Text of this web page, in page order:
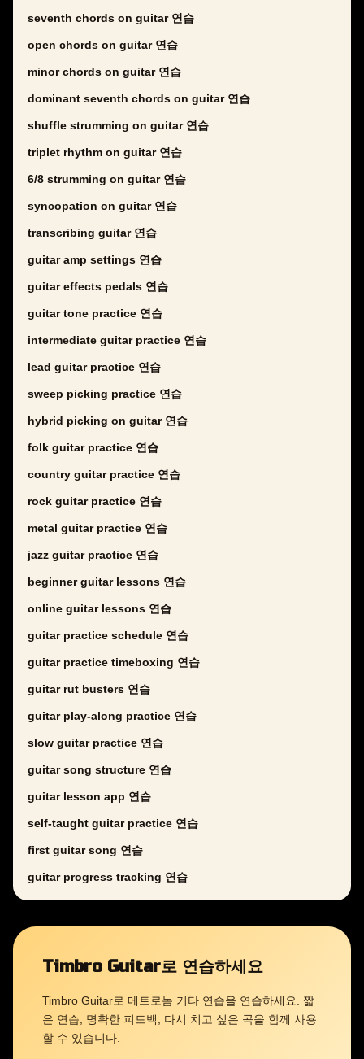
seventh chords on guitar 연습
open chords on guitar 연습
minor chords on guitar 연습
dominant seventh chords on guitar 연습
shuffle strumming on guitar 연습
triplet rhythm on guitar 연습
6/8 strumming on guitar 연습
syncopation on guitar 연습
transcribing guitar 연습
guitar amp settings 연습
guitar effects pedals 연습
guitar tone practice 연습
intermediate guitar practice 연습
lead guitar practice 연습
sweep picking practice 연습
hybrid picking on guitar 연습
folk guitar practice 연습
country guitar practice 연습
rock guitar practice 연습
metal guitar practice 연습
jazz guitar practice 연습
beginner guitar lessons 연습
online guitar lessons 연습
guitar practice schedule 연습
guitar practice timeboxing 연습
guitar rut busters 연습
guitar play-along practice 연습
slow guitar practice 연습
guitar song structure 연습
guitar lesson app 연습
self-taught guitar practice 연습
first guitar song 연습
guitar progress tracking 연습
Timbro Guitar로 연습하세요
Timbro Guitar로 메트로놈 기타 연습을 연습하세요. 짧
은 연습, 명확한 피드백, 다시 치고 싶은 곡을 함께 사용
할 수 있습니다.